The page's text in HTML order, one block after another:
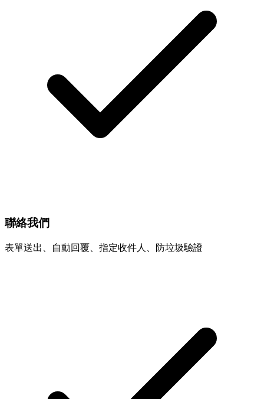
聯絡我們
表單送出、自動回覆、指定收件人、防垃圾驗證